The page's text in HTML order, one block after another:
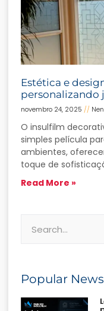
Estética e
personalizando
novembro 24, 2025
O insulfilm
simples película
ambientes,
toque de
Read More »
Popular News